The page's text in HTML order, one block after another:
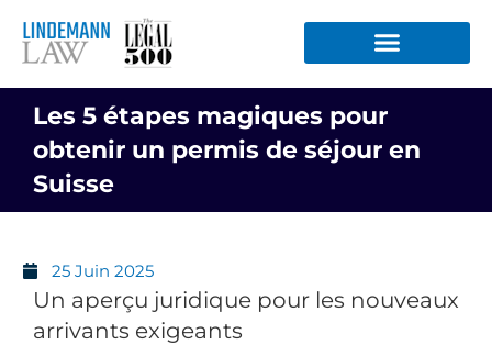
contenu
Les 5 étapes magiques pour
obtenir un permis de séjour en
Suisse
25 Juin 2025
Un aperçu juridique pour les nouveaux
arrivants exigeants